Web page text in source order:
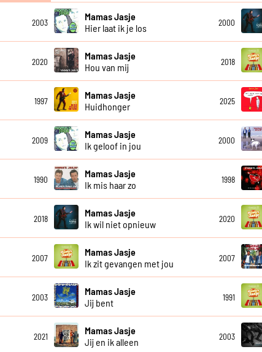
2003
Mamas Jasje
Hier laat ik je los
2000
2020
Mamas Jasje
Hou van mij
2018
1997
Mamas Jasje
Huidhonger
2025
2009
Mamas Jasje
Ik geloof in jou
2000
1990
Mamas Jasje
Ik mis haar zo
1998
2018
Mamas Jasje
Ik wil niet opnieuw
2020
2007
Mamas Jasje
Ik zit gevangen met jou
2007
2003
Mamas Jasje
Jij bent
1991
2021
Mamas Jasje
Jij en ik alleen
2003